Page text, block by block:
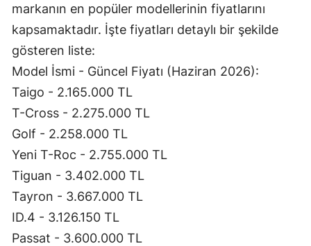
markanın en popüler modellerinin fiyatlarını
kapsamaktadır. İşte fiyatları detaylı bir şekilde
gösteren liste:
Model İsmi - Güncel Fiyatı (Haziran 2026):
Taigo - 2.165.000 TL
T-Cross - 2.275.000 TL
Golf - 2.258.000 TL
Yeni T-Roc - 2.755.000 TL
Tiguan - 3.402.000 TL
Tayron - 3.667.000 TL
ID.4 - 3.126.150 TL
Passat - 3.600.000 TL